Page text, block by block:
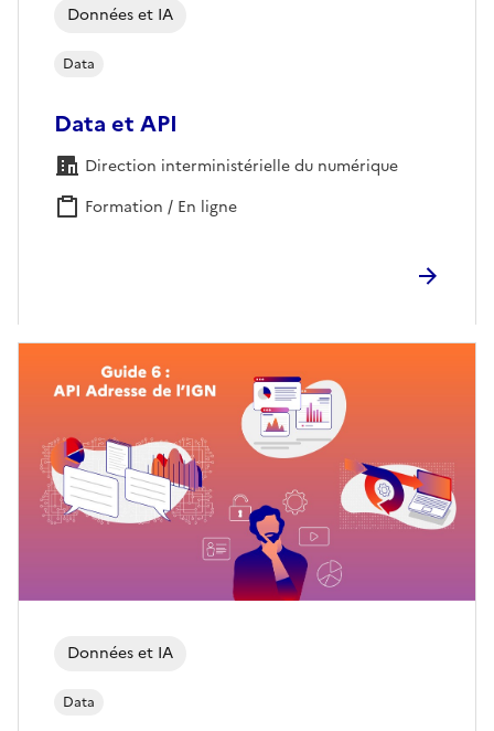
Données et IA
Data
Data et API
Direction interministérielle du numérique
Formation / En ligne
Données et IA
Data